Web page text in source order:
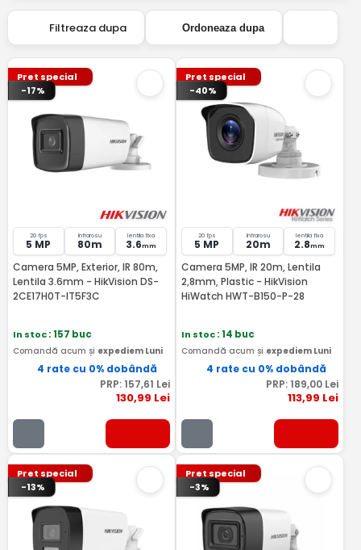
Filtreaza dupa Ordoneaza dupa
Pret special
-17%
20 fps
5 MP
Infrarosu
80m
lentila fixa
3.6mm
Camera 5MP, Exterior, IR 80m,
Lentila 3.6mm - HikVision DS-
2CE17H0T-IT5F3C
In stoc: 157 buc
Comandă acum și expediem Luni
4 rate cu 0% dobândă
PRP: 157,61 Lei
130,99 Lei
Pret special
-40%
20 fps
5 MP
Infrarosu
20m
lentila fixa
2.8mm
Camera 5MP, IR 20m, Lentila
2,8mm, Plastic - HikVision
HiWatch HWT-B150-P-28
In stoc: 14 buc
Comandă acum și expediem Luni
4 rate cu 0% dobândă
PRP: 189,00 Lei
113,99 Lei
Pret special
-13%
Pret special
-3%